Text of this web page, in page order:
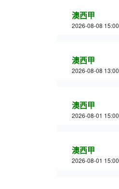
澳西甲
2026-08-08 15:00
澳西甲
2026-08-08 13:00
澳西甲
2026-08-01 15:00
澳西甲
2026-08-01 15:00